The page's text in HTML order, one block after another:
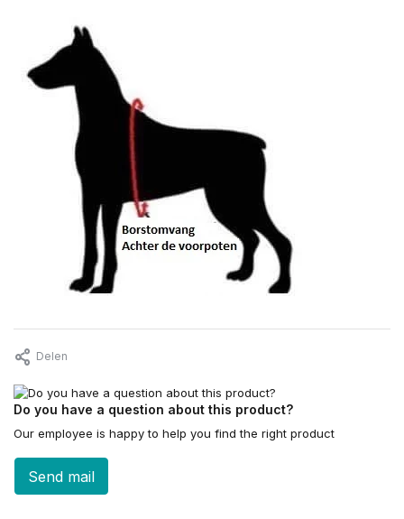
Delen
Do you have a question about this product?
Our employee is happy to help you find the right product
Send mail